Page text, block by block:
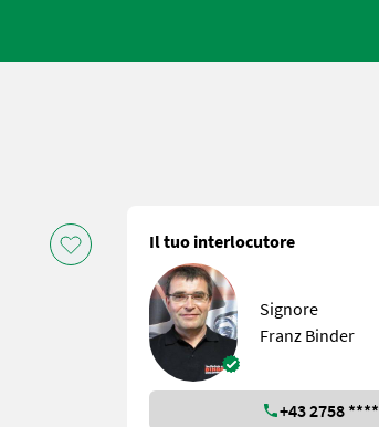
Il tuo interlocutore
Signore
Franz Binder
+43 2758 ****